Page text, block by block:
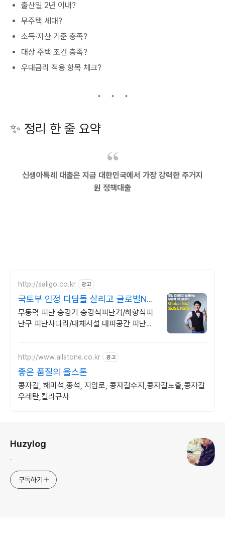
출산일 2년 이내?
무주택 세대?
소득·자산 기준 충족?
대상 주택 조건 충족?
우대금리 적용 항목 체크?
✨ 정리 한 줄 요약
신생아특례 대출은 지금 대한민국에서 가장 강력한 주거지
원 정책대출
http://saligo.co.kr 광고
국토부 인정 디딤돌 살리고 글로벌No.1
대통령상 수상
무동력 피난 승강기 승강식피난기/하향식피
난구 피난사다리/대체시설 대피공간 피난시
http://www.allstone.co.kr 광고
좋은 품질의 올스톤
콩자갈, 해미석,종석, 지압로, 콩자갈수지,콩자갈노출,콩자갈
우레탄,칼라규사
Huzylog
.
구독하기